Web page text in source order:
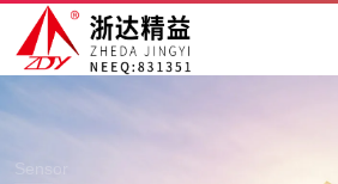
Sensor